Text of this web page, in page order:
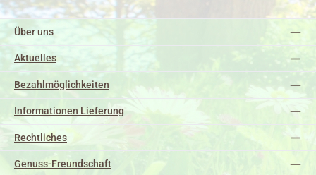
Über uns
Aktuelles
Bezahlmöglichkeiten
Informationen Lieferung
Rechtliches
Genuss-Freundschaft